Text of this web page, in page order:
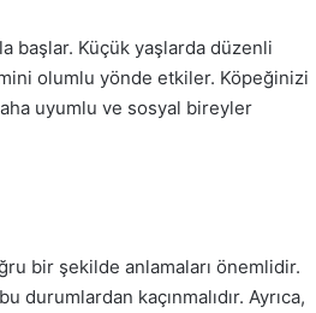
başlar. Küçük yaşlarda düzenli
olumlu yönde etkiler. Köpeğinizi
uyumlu ve sosyal bireyler
bir şekilde anlamaları önemlidir.
durumlardan kaçınmalıdır. Ayrıca,